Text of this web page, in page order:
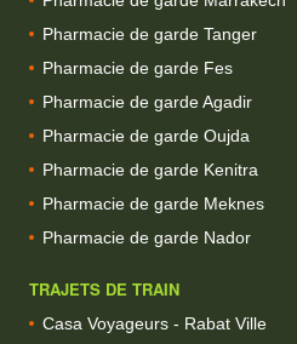
Pharmacie de garde Tanger
Pharmacie de garde Fes
Pharmacie de garde Agadir
Pharmacie de garde Oujda
Pharmacie de garde Kenitra
Pharmacie de garde Meknes
Pharmacie de garde Nador
TRAJETS DE TRAIN
Casa Voyageurs - Rabat Ville